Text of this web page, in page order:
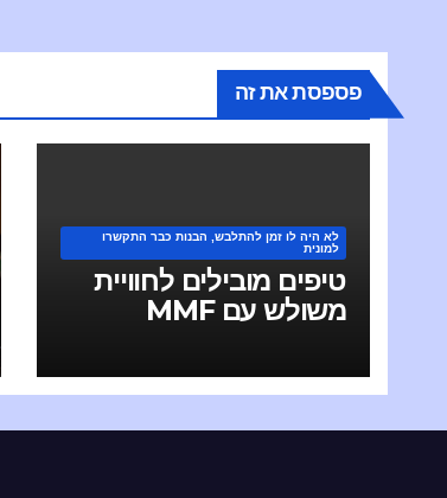
פספסת את זה
לא היה לו זמן להתלבש, הבנות כבר התקשרו
למונית
טיפים מובילים לחוויית
משולש עם MMF